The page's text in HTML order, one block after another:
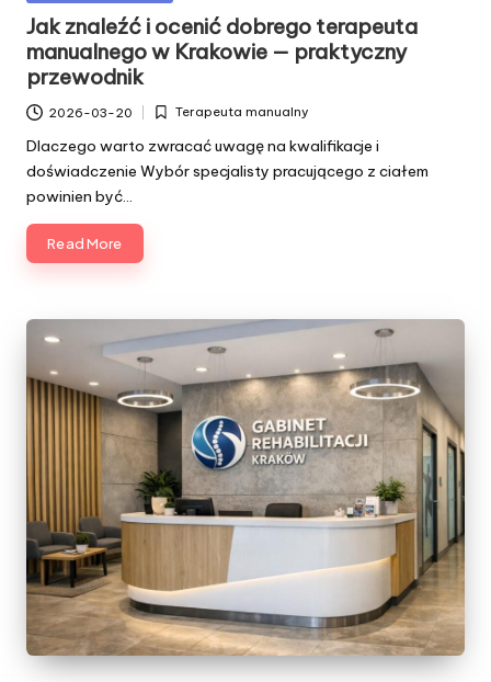
in
Jak znaleźć i ocenić dobrego terapeuta
manualnego w Krakowie — praktyczny
przewodnik
2026-03-20
PostedTerapeuta manualny
Dlaczego warto zwracać uwagę na kwalifikacje i
doświadczenie Wybór specjalisty pracującego z ciałem
powinien być…
Read More